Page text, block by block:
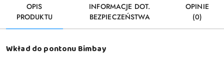
OPIS
PRODUKTU
INFORMACJE DOT.
BEZPIECZEŃSTWA
OPINIE
(0)
Wkład do pontonu Bimbay